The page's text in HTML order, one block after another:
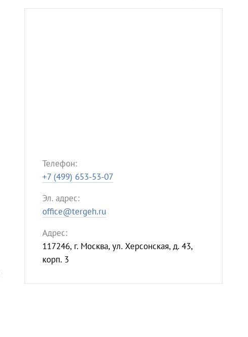
Телефон:
+7 (499) 653-53-07
Эл. адрес:
office@tergeh.ru
Адрес:
117246, г. Москва, ул. Херсонская, д. 43,
корп. 3